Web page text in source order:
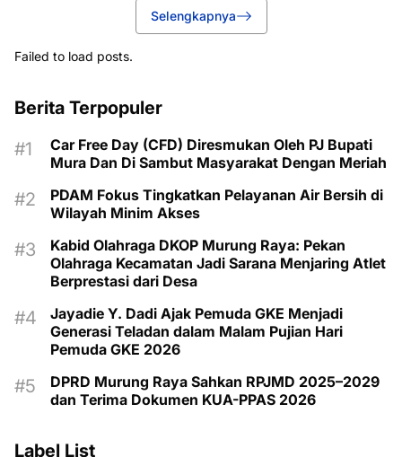
Selengkapnya
Failed to load posts.
Berita Terpopuler
Car Free Day (CFD) Diresmukan Oleh PJ Bupati
Mura Dan Di Sambut Masyarakat Dengan Meriah
PDAM Fokus Tingkatkan Pelayanan Air Bersih di
Wilayah Minim Akses
Kabid Olahraga DKOP Murung Raya: Pekan
Olahraga Kecamatan Jadi Sarana Menjaring Atlet
Berprestasi dari Desa
Jayadie Y. Dadi Ajak Pemuda GKE Menjadi
Generasi Teladan dalam Malam Pujian Hari
Pemuda GKE 2026
DPRD Murung Raya Sahkan RPJMD 2025–2029
dan Terima Dokumen KUA-PPAS 2026
Label List